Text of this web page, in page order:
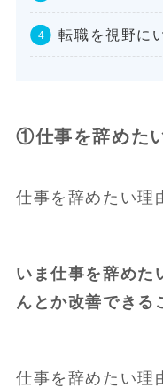
転職を視野に
①仕事を辞めた
仕事を辞めたい理
いま仕事を辞めた
んとか改善できる
仕事を辞めたい理